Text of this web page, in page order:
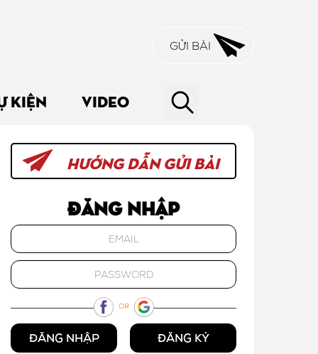
GỬI BÀI
KIỆN VIDEO
HƯỚNG DẪN GỬI BÀI
Đăng nhập
OR
ĐĂNG NHẬP ĐĂNG KÝ